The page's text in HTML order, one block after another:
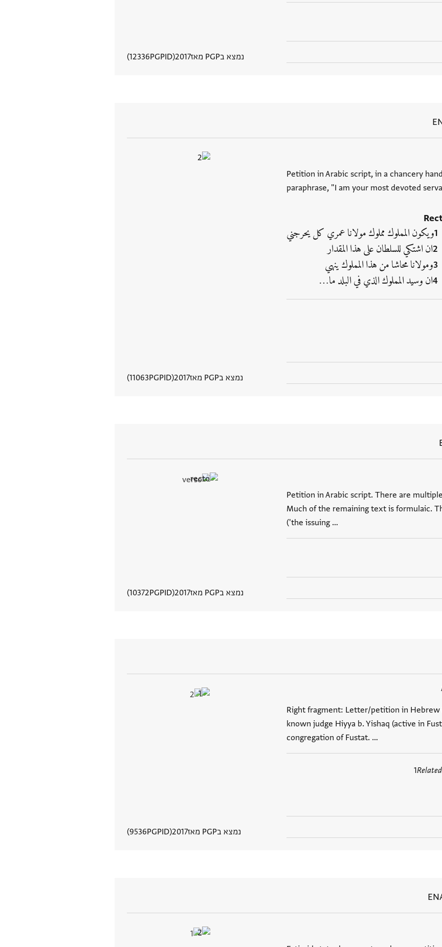
נמצא בPGP מאז 2017
PGPID
12336
Petition in Arabic script, in a chancery
paraphrase, "I am your most devoted
ويكون المملوك مملوك مولانا عمري كل يحرجني
ان اشتكي للسلطان على هذا المقدار
ومولانا محاشا من هذا المملوك ينهي
ان وسيد المملوك الذي في البلد ما‮…
נמצא בPGP מאז 2017
PGPID
11063
Petition in Arabic script. There are
Much of the remaining text is formulaic.
('the issuing …
נמצא בPGP מאז 2017
PGPID
10372
Right fragment: Letter/petition in
known judge Hiyya b. Yishaq (active in
congregation of Fustat. …
1
נמצא בPGP מאז 2017
PGPID
9536